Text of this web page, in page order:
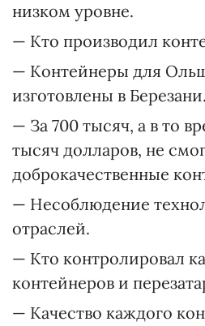
низком уровне.
— Кто производил
— Контейнеры для
изготовлены в Березани.
— За 700 тысяч, а в то
тысяч долларов, не
доброкачественные
— Несоблюдение
отраслей.
— Кто контролировал
контейнеров и
— Качество каждого